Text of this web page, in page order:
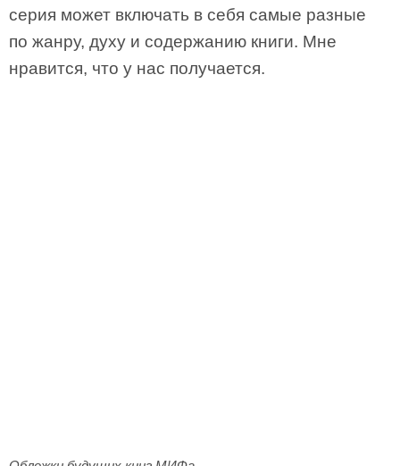
серия может включать в себя самые разные
по жанру, духу и содержанию книги. Мне
нравится, что у нас получается.